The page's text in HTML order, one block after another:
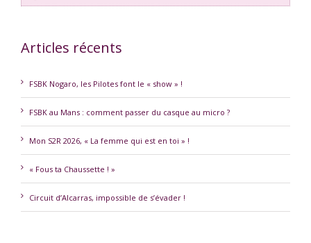
Articles récents
FSBK Nogaro, les Pilotes font le « show » !
FSBK au Mans : comment passer du casque au micro ?
Mon S2R 2026, « La femme qui est en toi » !
« Fous ta Chaussette ! »
Circuit d’Alcarras, impossible de s’évader !